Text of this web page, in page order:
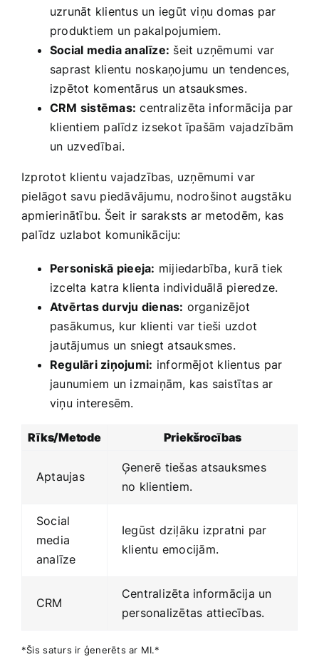
‌uzrunāt klientus un iegūt viņu domas ​par
produktiem un pakalpojumiem.
Social media analīze: šeit uzņēmumi ⁣var
saprast klientu noskaņojumu⁣ un⁤ tendences,
izpētot komentārus un atsauksmes.
CRM sistēmas: centralizēta ​informācija ​par
klientiem palīdz izsekot īpašām vajadzībām​
un ⁢uzvedībai.
Izprotot klientu vajadzības, uzņēmumi⁣ var
pielāgot savu piedāvājumu, nodrošinot augstāku
apmierinātību. Šeit ir saraksts ar metodēm, ‍kas
palīdz uzlabot komunikāciju:
Personiskā⁤ pieeja: ​mijiedarbība, kurā tiek
izcelta katra klienta individuālā ​pieredze.
Atvērtas durvju dienas: organizējot
pasākumus, kur klienti var tieši uzdot
⁣jautājumus un‍ sniegt atsauksmes.
Regulāri ziņojumi: ⁢informējot klientus par
jaunumiem⁤ un izmaiņām, kas saistītas ar
viņu interesēm.
Rīks/Metode Priekšrocības
Aptaujas
Ģenerē ​tiešas atsauksmes
no klientiem.
Social
media⁣
analīze
Iegūst dziļāku izpratni par
klientu emocijām.
CRM
Centralizēta informācija un
personalizētas attiecības.
*Šis ⁤saturs ir ģenerēts‍ ar MI.*